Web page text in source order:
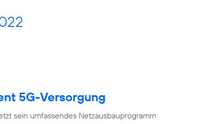
5G-Versorgung
sein umfassendes Netzausbauprogramm